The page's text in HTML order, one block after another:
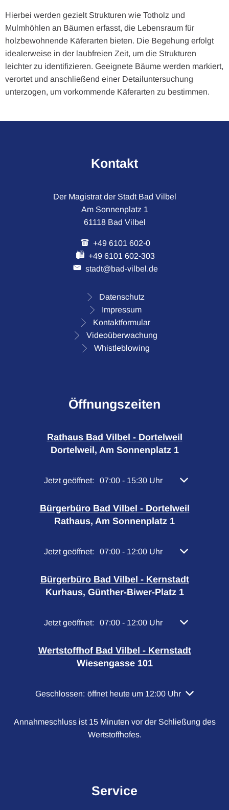
Hierbei werden gezielt Strukturen wie Totholz und
Mulmhöhlen an Bäumen erfasst, die Lebensraum für
holzbewohnende Käferarten bieten. Die Begehung erfolgt
idealerweise in der laubfreien Zeit, um die Strukturen
leichter zu identifizieren. Geeignete Bäume werden markiert,
verortet und anschließend einer Detailuntersuchung
unterzogen, um vorkommende Käferarten zu bestimmen.
Kontakt
Der Magistrat der Stadt Bad Vilbel
Am Sonnenplatz 1
61118 Bad Vilbel
+49 6101 602-0
+49 6101 602-303
stadt@bad-vilbel.de
Datenschutz
Impressum
Kontaktformular
Videoüberwachung
Whistleblowing
Öffnungszeiten
Rathaus Bad Vilbel - Dortelweil
Dortelweil, Am Sonnenplatz 1
Klicken, um weitere Öffnungs- oder Schließzeiten
Jetzt geöffnet: 07:00 - 15:30 Uhr Von 07:00 bis
Bürgerbüro Bad Vilbel - Dortelweil
Rathaus, Am Sonnenplatz 1
Klicken, um weitere Öffnungs- oder Schließzeiten
Jetzt geöffnet: 07:00 - 12:00 Uhr Von 07:00 bis
Bürgerbüro Bad Vilbel - Kernstadt
Kurhaus, Günther-Biwer-Platz 1
Klicken, um weitere Öffnungs- oder Schließzeiten
Jetzt geöffnet: 07:00 - 12:00 Uhr Von 07:00 bis
Wertstoffhof Bad Vilbel - Kernstadt
Wiesengasse 101
Klicken, um weitere Öffnungs- oder Schließzeiten
Geschlossen: öffnet heute um 12:00 Uhr
Annahmeschluss ist 15 Minuten vor der Schließung des
Wertstoffhofes.
Service